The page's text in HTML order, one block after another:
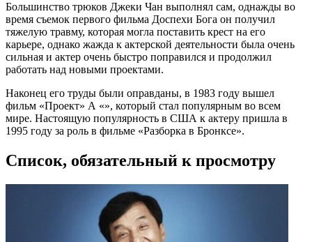
Большинство трюков Джеки Чан выполнял сам, однажды во
время съемок первого фильма Доспехи Бога он получил
тяжелую травму, которая могла поставить крест на его
карьере, однако жажда к актерской деятельности была очень
сильная и актер очень быстро поправился и продолжил
работать над новыми проектами.
Наконец его труды были оправданы, в 1983 году вышел
фильм «Проект» А «», который стал популярным во всем
мире. Настоящую популярность в США к актеру пришла в
1995 году за роль в фильме «Разборка в Бронксе».
Список, обязательный к просмотру